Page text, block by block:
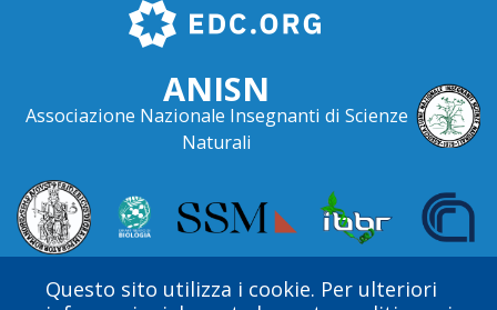
Questo sito utilizza i cookie. Per ulteriori
ANISN
Associazione Nazionale Insegnanti di Scienze
Naturali